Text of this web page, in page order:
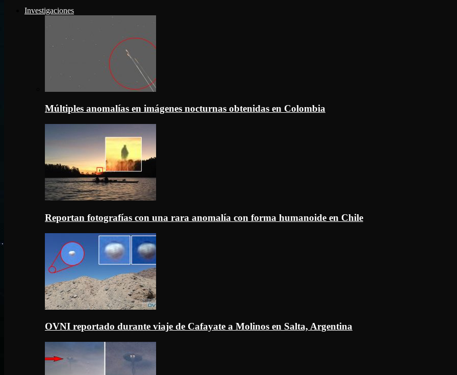
Investigaciones
Múltiples anomalías en imágenes nocturnas obtenidas en Colombia
Reportan fotografías con una rara anomalía con forma humanoide en Chile
OVNI reportado durante viaje de Cafayate a Molinos en Salta, Argentina